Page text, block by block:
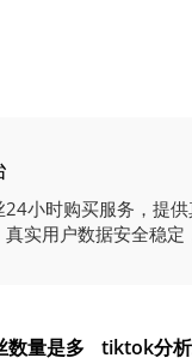
小时购买服务，提
实用户数据安全稳定
数量是多
tiktok分